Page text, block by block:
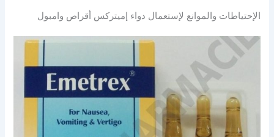
الإحتياطات والموانع لإستعمال دواء إميتركس أقراص وامبول